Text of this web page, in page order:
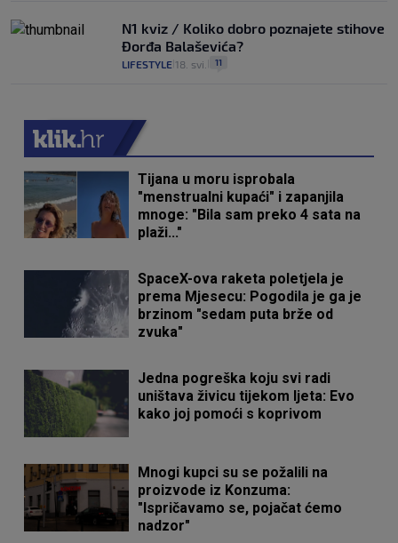
N1 kviz / Koliko dobro poznajete stihove
Đorđa Balaševića?
LIFESTYLE 18. svi. 11
Tijana u moru isprobala
"menstrualni kupaći" i zapanjila
mnoge: "Bila sam preko 4 sata na
plaži..."
SpaceX-ova raketa poletjela je
prema Mjesecu: Pogodila je ga je
brzinom "sedam puta brže od
zvuka"
Jedna pogreška koju svi radi
uništava živicu tijekom ljeta: Evo
kako joj pomoći s koprivom
Mnogi kupci su se požalili na
proizvode iz Konzuma:
"Ispričavamo se, pojačat ćemo
nadzor"